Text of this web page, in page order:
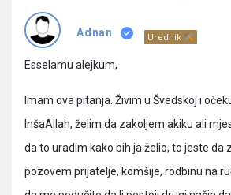
Pitanja
Adnan Urednik
Esselamu alejkum,
Imam dva pitanja. Živim u Švedskoj i
InšaAllah, želim da zakoljem akiku ali
da to uradim kako bih ja želio, to jeste da
pozovem prijatelje, komšije, rodbinu na